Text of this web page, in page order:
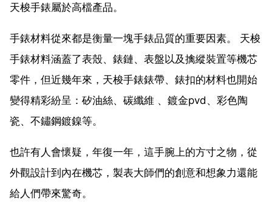
天梭手錶屬於高檔產品。
手錶材料從來都是衡量一塊手錶品質的重要因素。 天梭
手錶材料涵蓋了表殼、錶鏈、表盤以及擒縱裝置等機芯
零件，但近幾年來，天梭手錶錶帶、錶扣的材料也開始
變得精彩紛呈：矽油絲、碳纖維 、鍍金pvd、彩色陶
瓷、不鏽鋼鍍鎳等。
也許有人會懷疑，年復一年，這手腕上的方寸之物，從
外觀設計到內在機芯，製表大師們的創意和想象力還能
給人們帶來驚奇。